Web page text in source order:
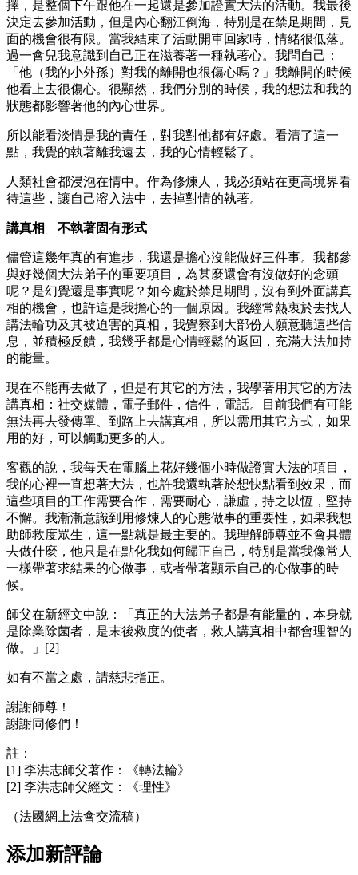
擇，是整個下午跟他在一起還是參加證實大法的活動。我最後
決定去參加活動，但是內心翻江倒海，特別是在禁足期間，見
面的機會很有限。當我結束了活動開車回家時，情緒很低落。
過一會兒我意識到自己正在滋養著一種執著心。我問自己：
「他（我的小外孫）對我的離開也很傷心嗎？」我離開的時候
他看上去很傷心。很顯然，我們分別的時候，我的想法和我的
狀態都影響著他的內心世界。
所以能看淡情是我的責任，對我對他都有好處。看清了這一
點，我覺的執著離我遠去，我的心情輕鬆了。
人類社會都浸泡在情中。作為修煉人，我必須站在更高境界看
待這些，讓自己溶入法中，去掉對情的執著。
講真相 不執著固有形式
儘管這幾年真的有進步，我還是擔心沒能做好三件事。我都參
與好幾個大法弟子的重要項目，為甚麼還會有沒做好的念頭
呢？是幻覺還是事實呢？如今處於禁足期間，沒有到外面講真
相的機會，也許這是我擔心的一個原因。我經常熱衷於去找人
講法輪功及其被迫害的真相，我覺察到大部份人願意聽這些信
息，並積極反饋，我幾乎都是心情輕鬆的返回，充滿大法加持
的能量。
現在不能再去做了，但是有其它的方法，我學著用其它的方法
講真相：社交媒體，電子郵件，信件，電話。目前我們有可能
無法再去發傳單、到路上去講真相，所以需用其它方式，如果
用的好，可以觸動更多的人。
客觀的說，我每天在電腦上花好幾個小時做證實大法的項目，
我的心裡一直想著大法，也許我還執著於想快點看到效果，而
這些項目的工作需要合作，需要耐心，謙虛，持之以恆，堅持
不懈。我漸漸意識到用修煉人的心態做事的重要性，如果我想
助師救度眾生，這一點就是最主要的。我理解師尊並不會具體
去做什麼，他只是在點化我如何歸正自己，特別是當我像常人
一樣帶著求結果的心做事，或者帶著顯示自己的心做事的時
候。
師父在新經文中說：「真正的大法弟子都是有能量的，本身就
是除業除菌者，是末後救度的使者，救人講真相中都會理智的
做。」[2]
如有不當之處，請慈悲指正。
謝謝師尊！
謝謝同修們！
註：
[1] 李洪志師父著作：《轉法輪》
[2] 李洪志師父經文：《理性》
（法國網上法會交流稿）
添加新評論